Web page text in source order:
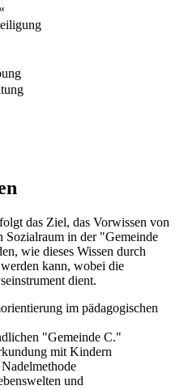
das Ziel, das Vorwissen von
Sozialraum in der "Gemeinde
wie dieses Wissen durch
kann, wobei die
dient.
im pädagogischen
"Gemeinde C."
mit Kindern
und